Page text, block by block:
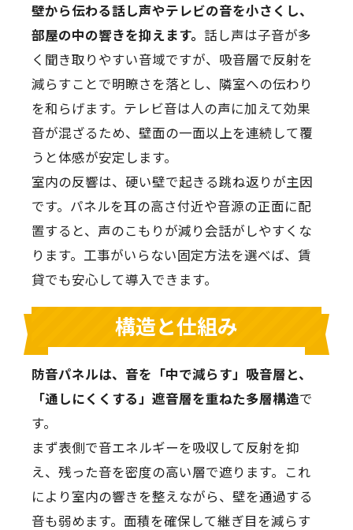
壁から伝わる話し声やテレビの音を小さくし、
部屋の中の響きを抑えます。話し声は子音が多
く聞き取りやすい音域ですが、吸音層で反射を
減らすことで明瞭さを落とし、隣室への伝わり
を和らげます。テレビ音は人の声に加えて効果
音が混ざるため、壁面の一面以上を連続して覆
うと体感が安定します。
室内の反響は、硬い壁で起きる跳ね返りが主因
です。パネルを耳の高さ付近や音源の正面に配
置すると、声のこもりが減り会話がしやすくな
ります。工事がいらない固定方法を選べば、賃
貸でも安心して導入できます。
構造と仕組み
防音パネルは、音を「中で減らす」吸音層と、
「通しにくくする」遮音層を重ねた多層構造で
す。
まず表側で音エネルギーを吸収して反射を抑
え、残った音を密度の高い層で遮ります。これ
により室内の響きを整えながら、壁を通過する
音も弱めます。面積を確保して継ぎ目を減らす